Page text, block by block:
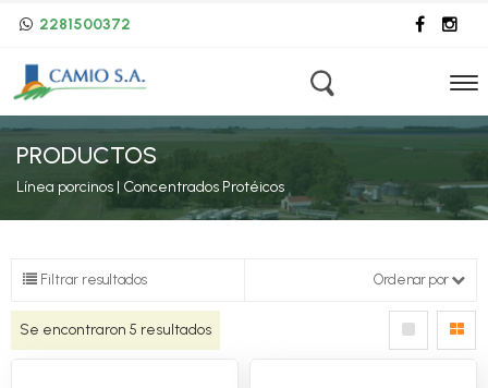
2281500372
PRODUCTOS
Línea porcinos | Concentrados Protéicos
Filtrar resultados Ordenar por
Se encontraron 5 resultados